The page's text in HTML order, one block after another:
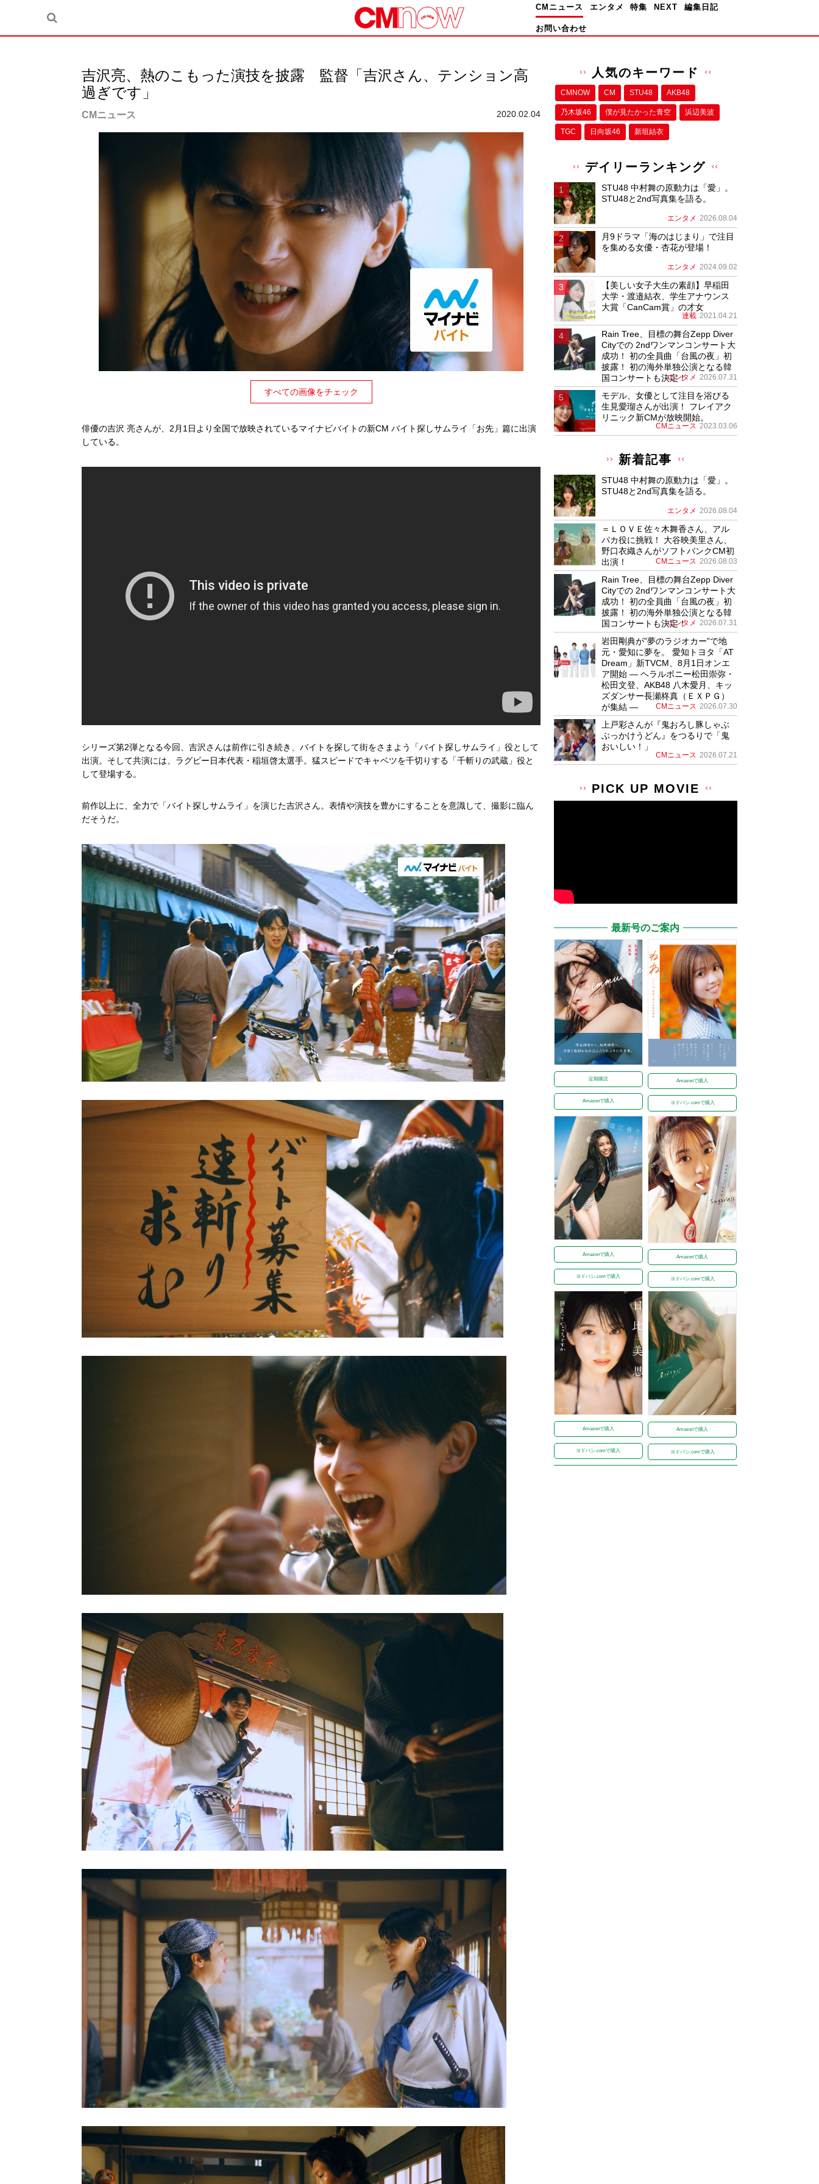
CMニュース エンタメ 特集 NEXT 編集日記
お問い合わせ
吉沢亮、熱のこもった演技を披露 監督「吉沢さん、テンション高
過ぎです」
CMニュース 2020.02.04
すべての画像をチェック
俳優の吉沢 亮さんが、2月1日より全国で放映されているマイナビバイトの新CM バイト探しサムライ「お先」篇に出演
している。
シリーズ第2弾となる今回、吉沢さんは前作に引き続き、バイトを探して街をさまよう「バイト探しサムライ」役として
出演。そして共演には、ラグビー日本代表・稲垣啓太選手。猛スピードでキャベツを千切りする「千斬りの武蔵」役と
して登場する。
前作以上に、全力で「バイト探しサムライ」を演じた吉沢さん。表情や演技を豊かにすることを意識して、撮影に臨ん
だそうだ。
人気のキーワード
CMNOW CM STU48 AKB48
乃木坂46 僕が⾒たかった⻘空 浜辺美波
TGC 日向坂46 新垣結衣
デイリーランキング
STU48 中村舞の原動力は「愛」。
STU48と2nd写真集を語る。
エンタメ 2026.08.04
月9ドラマ「海のはじまり」で注目
を集める女優・杏花が登場！
エンタメ 2024.09.02
【美しい女子大生の素顔】早稲田
大学・渡邉結衣、学生アナウンス
大賞「CanCam賞」の才女
連載 2021.04.21
Rain Tree、目標の舞台Zepp Diver
Cityでの 2ndワンマンコンサート大
成功！ 初の全員曲「台風の夜」初
披露！ 初の海外単独公演となる韓
国コンサートも決定！
エンタメ 2026.07.31
モデル、女優として注目を浴びる
生見愛瑠さんが出演！ フレイアク
リニック新CMが放映開始。
CMニュース 2023.03.06
新着記事
STU48 中村舞の原動力は「愛」。
STU48と2nd写真集を語る。
エンタメ 2026.08.04
＝ＬＯＶＥ佐々木舞香さん、アル
パカ役に挑戦！ 大谷映美里さん、
野口衣織さんがソフトバンクCM初
出演！
CMニュース 2026.08.03
Rain Tree、目標の舞台Zepp Diver
Cityでの 2ndワンマンコンサート大
成功！ 初の全員曲「台風の夜」初
披露！ 初の海外単独公演となる韓
国コンサートも決定！
エンタメ 2026.07.31
岩田剛典が”夢のラジオカー”で地
元・愛知に夢を。 愛知トヨタ「AT
Dream」新TVCM、8月1日オンエ
ア開始 ― ヘラルボニー松田崇弥・
松田文登、AKB48 八木愛月、キッ
ズダンサー長瀬柊真（ＥＸＰＧ）
が集結 ―
CMニュース 2026.07.30
上戸彩さんが『鬼おろし豚しゃぶ
ぶっかけうどん』をつるりで「鬼
おいしい！」
CMニュース 2026.07.21
PICK UP MOVIE
最新号のご案内
定期購読
Amazonで購入
Amazonで購入
ヨドバシ.comで購入
Amazonで購入
ヨドバシ.comで購入
Amazonで購入
ヨドバシ.comで購入
Amazonで購入
ヨドバシ.comで購入
Amazonで購入
ヨドバシ.comで購入